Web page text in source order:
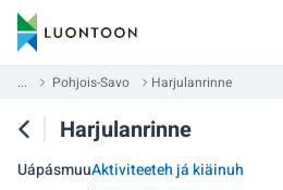
... Pohjois-Savo Harjulanrinne
Harjulanrinne
UápásmuuAktiviteeteh já kiäinuh